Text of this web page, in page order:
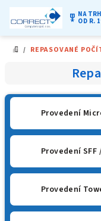
military_tech NA
OD R.
DOMŮ
/ REPASOVANÉ
Provedení
Provedení SFF
Provedení